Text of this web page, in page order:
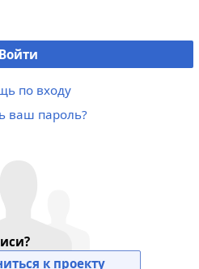
Войти
по входу
ваш пароль?
к проекту